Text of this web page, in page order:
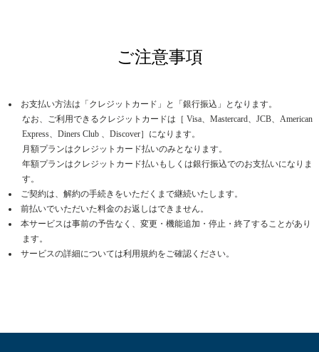
ご注意事項
お支払い方法は「クレジットカード」と「銀行振込」となります。
なお、ご利用できるクレジットカードは［ Visa、Mastercard、JCB、American
Express、Diners Club 、Discover］になります。
月額プランはクレジットカード払いのみとなります。
年額プランはクレジットカード払いもしくは銀行振込でのお支払いになりま
す。
ご契約は、解約の手続きをいただくまで継続いたします。
前払いでいただいた料金のお返しはできません。
本サービスは事前の予告なく、変更・機能追加・停止・終了することがあり
ます。
サービスの詳細については利用規約をご確認ください。